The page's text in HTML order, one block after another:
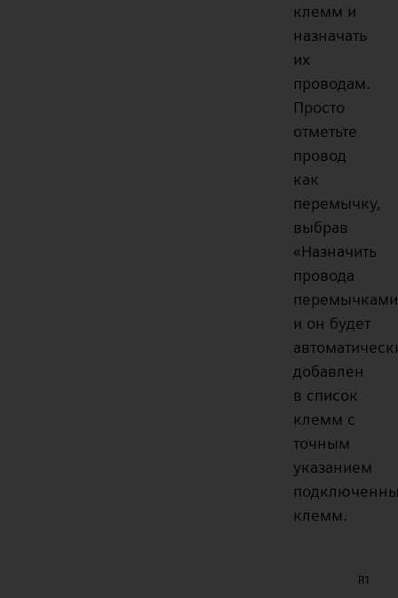
клемм и
назначать
их
проводам.
Просто
отметьте
провод
как
перемычку,
выбрав
«Назначить
провода
и он будет
добавлен
в список
клемм с
точным
указанием
клемм.